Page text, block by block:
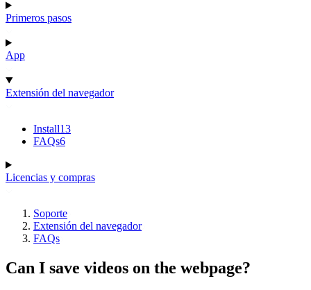
Primeros pasos
App
Extensión del navegador
Install13
FAQs6
Licencias y compras
Soporte
Extensión del navegador
FAQs
Can I save videos on the webpage?